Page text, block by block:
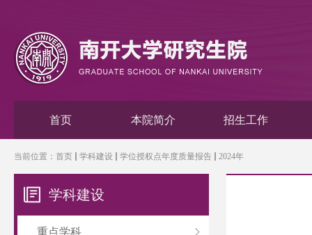
首页 本院简介 招生工作
当前位置： 首页 学科建设 学位授权点年度质量报告 2024年
学科建设
重点学科